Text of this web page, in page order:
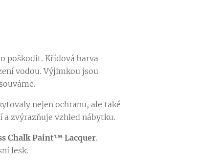
poškodit. Křídová barva
vodou. Výjimkou jsou
nejen ochranu, ale také
a zvýrazňuje vzhled nábytku.
Chalk Paint™ Lacquer.
lesk.